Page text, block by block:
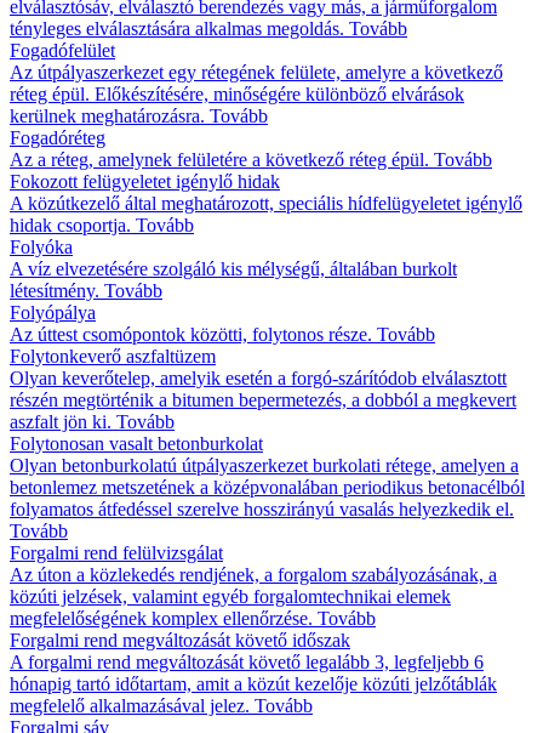
elválasztósáv, elválasztó berendezés vagy más, a járműforgalom
tényleges elválasztására alkalmas megoldás. Tovább
Fogadófelület
Az útpályaszerkezet egy rétegének felülete, amelyre a következő
réteg épül. Előkészítésére, minőségére különböző elvárások
kerülnek meghatározásra. Tovább
Fogadóréteg
Az a réteg, amelynek felületére a következő réteg épül. Tovább
Fokozott felügyeletet igénylő hidak
A közútkezelő által meghatározott, speciális hídfelügyeletet igénylő
hidak csoportja. Tovább
Folyóka
A víz elvezetésére szolgáló kis mélységű, általában burkolt
létesítmény. Tovább
Folyópálya
Az úttest csomópontok közötti, folytonos része. Tovább
Folytonkeverő aszfaltüzem
Olyan keverőtelep, amelyik esetén a forgó-szárítódob elválasztott
részén megtörténik a bitumen bepermetezés, a dobból a megkevert
aszfalt jön ki. Tovább
Folytonosan vasalt betonburkolat
Olyan betonburkolatú útpályaszerkezet burkolati rétege, amelyen a
betonlemez metszetének a középvonalában periodikus betonacélból
folyamatos átfedéssel szerelve hosszirányú vasalás helyezkedik el.
Tovább
Forgalmi rend felülvizsgálat
Az úton a közlekedés rendjének, a forgalom szabályozásának, a
közúti jelzések, valamint egyéb forgalomtechnikai elemek
megfelelőségének komplex ellenőrzése. Tovább
Forgalmi rend megváltozását követő időszak
A forgalmi rend megváltozását követő legalább 3, legfeljebb 6
hónapig tartó időtartam, amit a közút kezelője közúti jelzőtáblák
megfelelő alkalmazásával jelez. Tovább
Forgalmi sáv